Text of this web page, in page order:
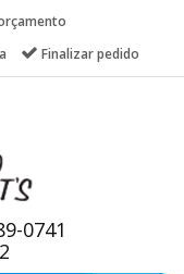
Finalizar pedido
0741